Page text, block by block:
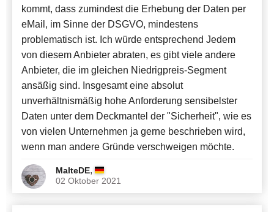
kommt, dass zumindest die Erhebung der Daten per
eMail, im Sinne der DSGVO, mindestens
problematisch ist. Ich würde entsprechend Jedem
von diesem Anbieter abraten, es gibt viele andere
Anbieter, die im gleichen Niedrigpreis-Segment
ansäßig sind. Insgesamt eine absolut
unverhältnismäßig hohe Anforderung sensibelster
Daten unter dem Deckmantel der "Sicherheit", wie es
von vielen Unternehmen ja gerne beschrieben wird,
wenn man andere Gründe verschweigen möchte.
MalteDE,
02 Oktober 2021